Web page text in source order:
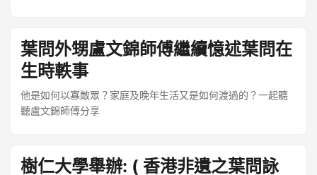
葉問外甥盧文錦師傅繼續憶述葉問在
生時軼事
他是如何以寡敵眾？家庭及晚年生活又是如何渡過的？一起聽
聽盧文錦師傅分享
樹仁大學舉辦: ( 香港非遺之葉問詠